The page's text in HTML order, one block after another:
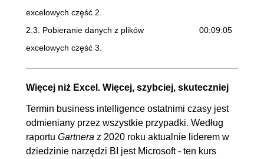
excelowych część 2.
2.3. Pobieranie danych z plików
excelowych część 3.
00:09:05
tekstowych
Web
3. Przekształcenia 00:27:29
Więcej niż Excel. Więcej, szybciej, skuteczniej
Termin business intelligence ostatnimi czasy jest
odmieniany przez wszystkie przypadki. Według
raportu Gartnera z 2020 roku aktualnie liderem w
dziedzinie narzędzi BI jest Microsoft - ten kurs